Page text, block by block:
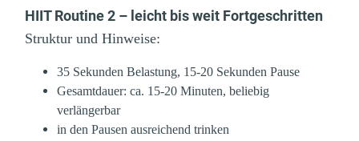
HIIT Routine 2 – leicht bis weit Fortgeschritten
Struktur und Hinweise:
35 Sekunden Belastung, 15-20 Sekunden Pause
Gesamtdauer: ca. 15-20 Minuten, beliebig
verlängerbar
in den Pausen ausreichend trinken